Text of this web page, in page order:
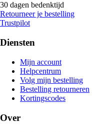
30 dagen bedenktijd
Retourneer je bestelling
Trustpilot
Diensten
Mijn account
Helpcentrum
Volg mijn bestelling
Bestelling retourneren
Kortingscodes
Over